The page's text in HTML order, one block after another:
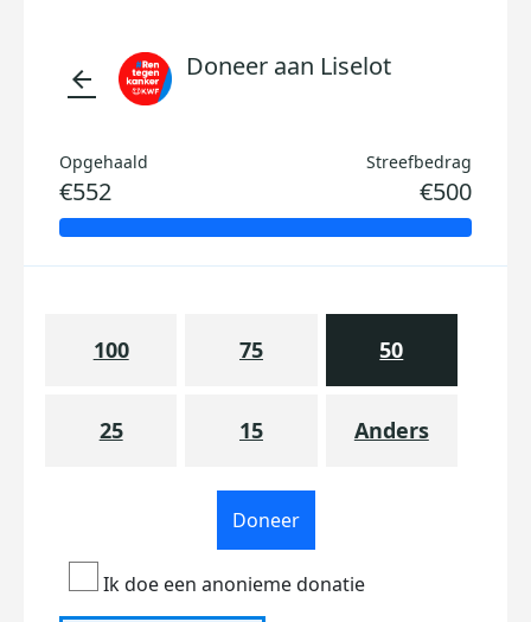
arrow_back Doneer aan Liselot
Opgehaald
€552
Streefbedrag
€500
100 75 50
25 15 Anders
Doneer
Ik doe een anonieme donatie